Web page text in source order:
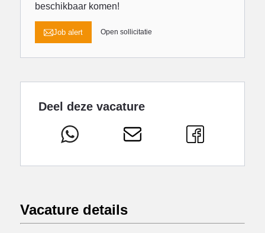
beschikbaar komen!
Job alert Open sollicitatie
Deel deze vacature
Vacature details